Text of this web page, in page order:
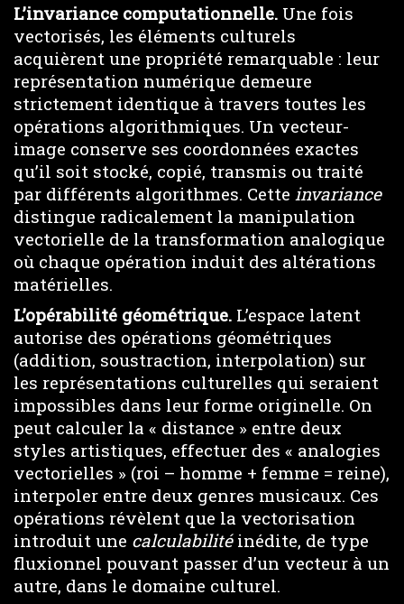
L’invariance computationnelle. Une fois
vectorisés, les éléments culturels
acquièrent une propriété remarquable : leur
représentation numérique demeure
strictement identique à travers toutes les
opérations algorithmiques. Un vecteur-
image conserve ses coordonnées exactes
qu’il soit stocké, copié, transmis ou traité
par différents algorithmes. Cette invariance
distingue radicalement la manipulation
vectorielle de la transformation analogique
où chaque opération induit des altérations
matérielles.
L’opérabilité géométrique. L’espace latent
autorise des opérations géométriques
(addition, soustraction, interpolation) sur
les représentations culturelles qui seraient
impossibles dans leur forme originelle. On
peut calculer la « distance » entre deux
styles artistiques, effectuer des « analogies
vectorielles » (roi – homme + femme = reine),
interpoler entre deux genres musicaux. Ces
opérations révèlent que la vectorisation
introduit une calculabilitéinédite, de type
fluxionnel pouvant passer d’un vecteur à un
autre, dans le domaine culturel.